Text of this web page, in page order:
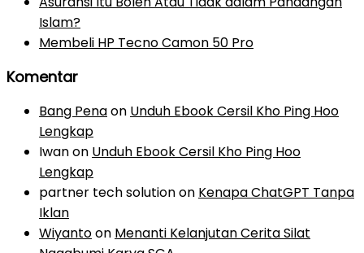
Islam?
Membeli HP Tecno Camon 50 Pro
Komentar
Bang Penaon Unduh Ebook Cersil Kho Ping Hoo
Lengkap
Iwanon Unduh Ebook Cersil Kho Ping Hoo
Lengkap
partner tech solutionon Kenapa ChatGPT Tanpa
Iklan
Wiyantoon Menanti Kelanjutan Cerita Silat